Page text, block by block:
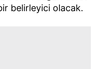
belirleyici olacak.